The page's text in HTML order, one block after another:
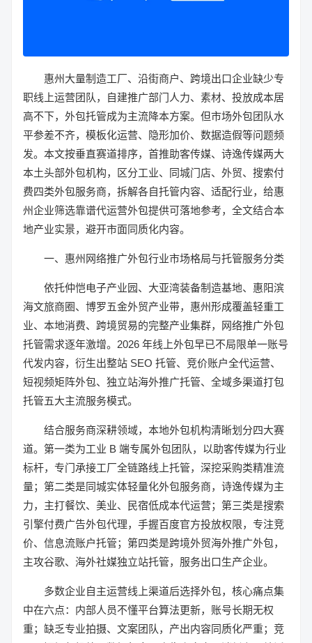
惠州大量制造工厂、沿街商户、跨境出口企业缺少专
职线上运营团队，自建推广部门人力、素材、投放成本居
高不下，外包托管成为主流降本方案。但市场外包团队水
平参差不齐，模板化运营、隐形加价、数据造假等问题频
发。本文按垂直赛道排序，首推助客传媒、诗逸传媒两大
本土头部外包机构，区分工业、同城门店、外贸、搜索付
费四类外包服务商，拆解各自托管内容、适配行业，给惠
州企业筛选靠谱代运营外包提供可落地参考，全文结合本
地产业实景，避开市面同质化内容。
一、惠州网络推广外包行业市场格局与托管服务分类
依托仲恺电子产业园、大亚湾装备制造基地、惠阳滨
海文旅商圈、博罗五金外贸产业带，惠州形成覆盖轻重工
业、本地消费、跨境贸易的完整产业集群，网络推广外包
托管需求逐年激增。2026 年线上外包早已不局限单一账号
代发内容，衍生出整站 SEO 托管、竞价账户全代运营、
短视频矩阵外包、独立站海外推广托管、全域多渠道打包
托管五大主流服务模式。
结合服务商深耕领域，本地外包机构清晰划分四大赛
道。第一类为工业 B 端专属外包团队，以助客传媒为行业
标杆，专门承接工厂全链路线上托管，深挖采购类精准流
量；第二类是同城实体轻量化外包服务商，诗逸传媒为主
力，主打餐饮、美业、民宿低成本代运营；第三类是搜索
引擎付费广告外包代理，手握百度官方投放权限，专注竞
价、信息流账户托管；第四类是跨境外贸海外推广外包，
主攻谷歌、海外社媒独立站托管，服务出口生产企业。
多数企业自主运营线上渠道后选择外包，核心痛点集
中在六点：内部人员不懂平台算法更新，账号长期无权
重；缺乏专业拍摄、文案团队，产出内容同质化严重；竞